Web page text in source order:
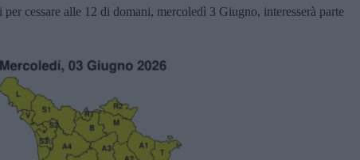
cessare alle 12 di domani, mercoledì 3 Giugno, interesserà parte